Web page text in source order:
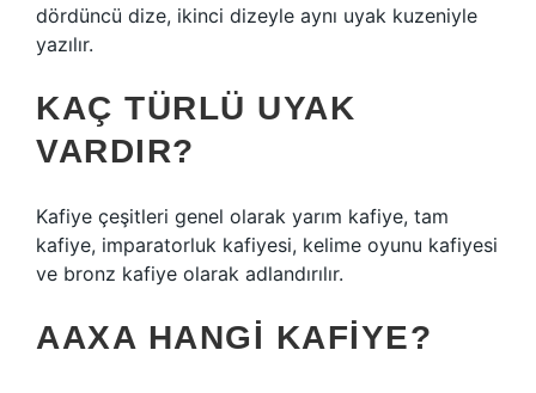
dördüncü dize, ikinci dizeyle aynı uyak kuzeniyle
yazılır.
KAÇ TÜRLÜ UYAK
VARDIR?
Kafiye çeşitleri genel olarak yarım kafiye, tam
kafiye, imparatorluk kafiyesi, kelime oyunu kafiyesi
ve bronz kafiye olarak adlandırılır.
AAXA HANGI KAFIYE?